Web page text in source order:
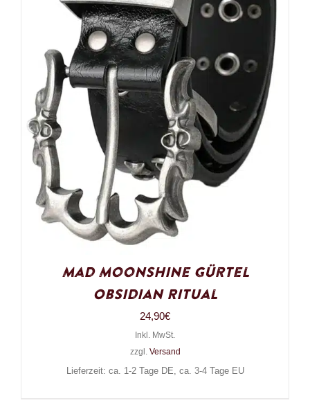
Mad Moonshine Gürtel
Obsidian Ritual
24,90€
Inkl. MwSt.
zzgl. Versand
Lieferzeit: ca. 1-2 Tage DE, ca. 3-4 Tage EU